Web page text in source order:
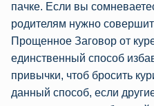
пачке. Если вы
родителям нужно
Прощенное Заговор от
единственный способ
привычки, чтоб бросить
данный способ, если